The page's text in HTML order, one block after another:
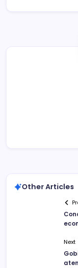
Other Articles
Next